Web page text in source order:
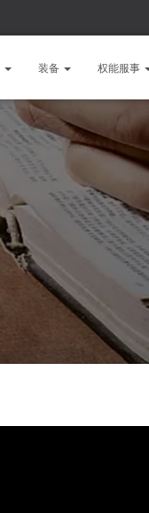
装备 权能服事